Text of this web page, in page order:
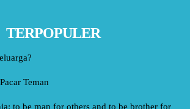
TERPOPULER
Teman
to be man for others and to be brother for